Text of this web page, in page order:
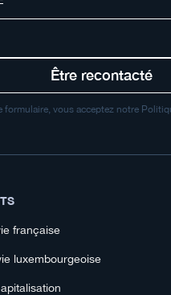
formulaire, vous acceptez notre
française
luxembourgeoise